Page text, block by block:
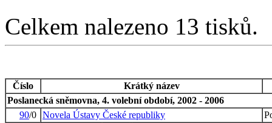
Celkem nalezeno 13 tisků.
Číslo
Krátký název
Poslanecká sněmovna, 4. volební období, 2002 - 2006
90/0 Novela Ústavy České republiky